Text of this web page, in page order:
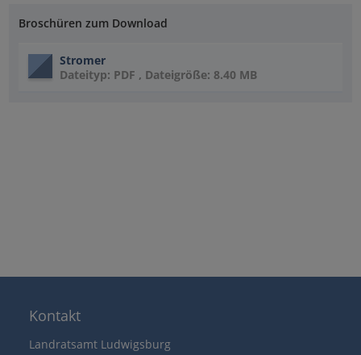
Broschüren zum Download
Stromer
Dateityp: PDF , Dateigröße: 8.40 MB
Kontakt
Landratsamt Ludwigsburg